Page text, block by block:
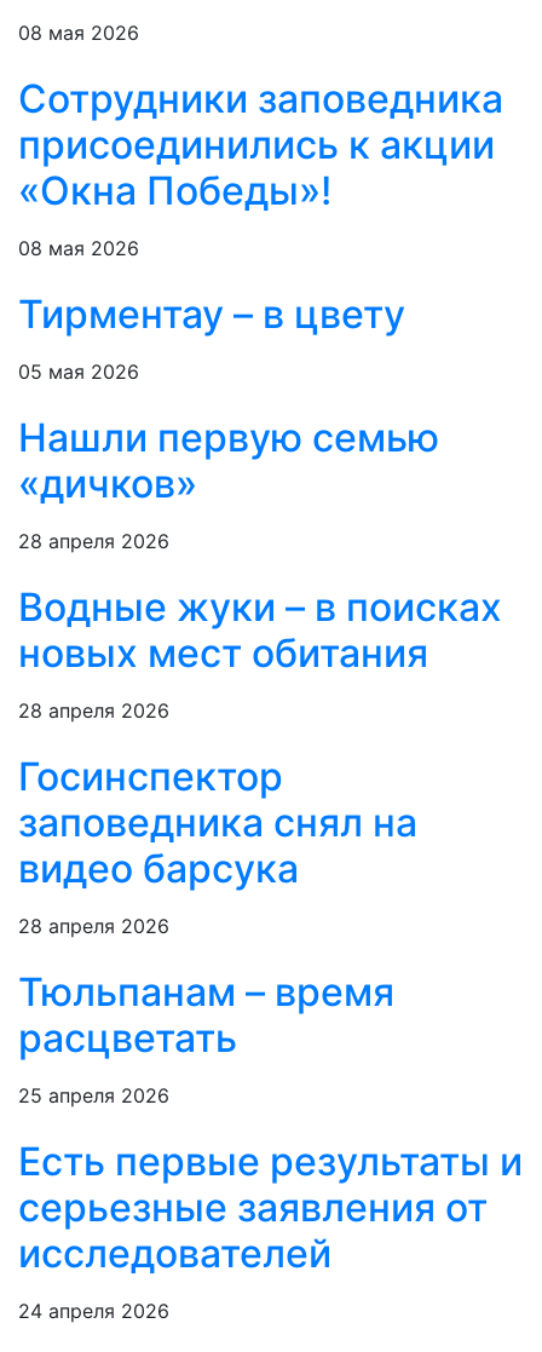
08 мая 2026
Сотрудники заповедника
присоединились к акции
«Окна Победы»!
08 мая 2026
Тирментау – в цвету
05 мая 2026
Нашли первую семью
«дичков»
28 апреля 2026
Водные жуки – в поисках
новых мест обитания
28 апреля 2026
Госинспектор
заповедника снял на
видео барсука
28 апреля 2026
Тюльпанам – время
расцветать
25 апреля 2026
Есть первые результаты и
серьезные заявления от
исследователей
24 апреля 2026